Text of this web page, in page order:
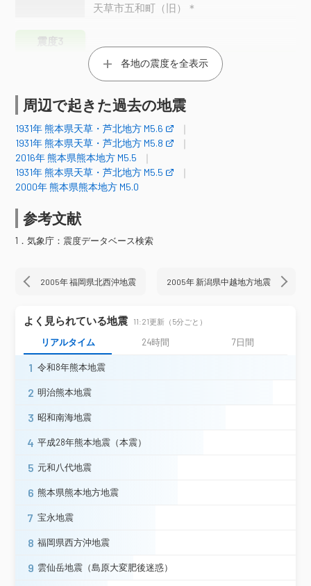
天草市五和町（旧）＊
震度3
柳川市大和町＊
長崎県
諫早市多良見町＊
雲仙市小浜町北本町（旧）＊
雲仙市南串山町（旧）＊
南島原市加津佐町（旧）＊
南島原市南有馬町＊
南島原市西有家町＊
南島原市有家町（旧）＊
南島原市布津町＊
熊本県
八代市平山新町
菊池市旭志（旧）＊
宇土市浦田町（旧）＊ 西原村小森＊
熊本美里町馬場（旧）＊
宇城市不知火町＊
氷川町島地＊
氷川町宮原（旧）＊
熊本南区城南町（旧）＊
天草市有明町（旧）＊
大分県
宮崎県
宮崎市高岡町内山（旧）＊
震度2
山口県
防府市西浦＊
各地の震度を全表示
周辺で起きた過去の地震
1931年 熊本県天草・芦北地方 M5.6
1931年 熊本県天草・芦北地方 M5.8
2016年 熊本県熊本地方 M5.5
1931年 熊本県天草・芦北地方 M5.5
2000年 熊本県熊本地方 M5.0
参考文献
1．気象庁：震度データベース検索
2005年 福岡県北西沖地震 2005年 新潟県中越地方地震
よく見られている地震 11:21更新（5分ごと）
リアルタイム 24時間 7日間
1 令和8年熊本地震
2 明治熊本地震
3 昭和南海地震
4 平成28年熊本地震（本震）
5 元和八代地震
6 熊本県熊本地方地震
7 宝永地震
8 福岡県西方沖地震
9 雲仙岳地震（島原大変肥後迷惑）